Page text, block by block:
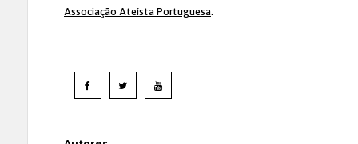
Associação Ateísta Portuguesa.